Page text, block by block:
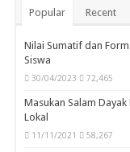
Popular Recent
Nilai Sumatif dan
Siswa
30/04/2023 72,465
Masukan Salam
Lokal
11/11/2021 58,267